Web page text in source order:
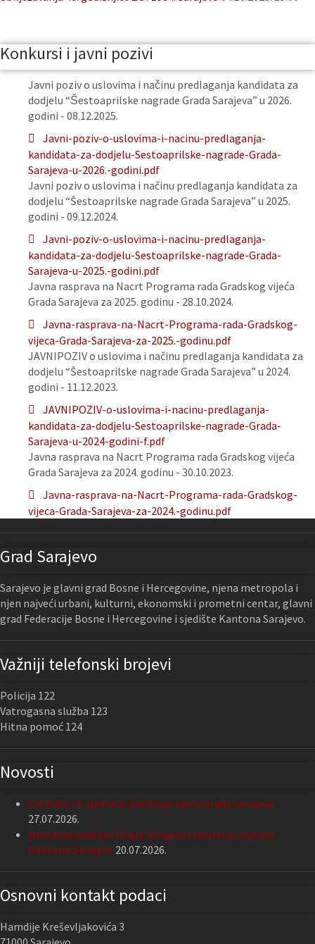
Konkursi i javni pozivi
Javni poziv o uslovima i načinu predlaganja kandidata za
dodjelu “Šestoaprilske nagrade Grada Sarajeva” u 2026.
godini - 08.12.2025.
Javni-poziv-o-uslovima-i-nacinu-predlaganja-
kandidata-za-dodjelu-Sestoaprilske-nagrade-Grada-
Sarajeva-u-2026.-godini.pdf
Javni poziv o uslovima i načinu predlaganja kandidata za
dodjelu “Šestoaprilske nagrade Grada Sarajeva” u 2025.
godini - 09.12.2024.
Javni-poziv-o-uslovima-i-nacinu-predlaganja-
kandidata-za-dodjelu-Sestoaprilske-nagrade-Grada-
Sarajeva-u-2025.-godini.pdf
Javna rasprava na Nacrt Programa rada Gradskog vijeća
Grada Sarajeva za 2025. godinu - 28.10.2024.
Javna-rasprava-na-Nacrt-Programa-rada-Gradskog-
vijeca-Grada-Sarajeva-za-2025.-godinu.pdf
JAVNIPOZIV o uslovima i načinu predlaganja kandidata za
dodjelu “Šestoaprilske nagrade Grada Sarajeva” u 2024.
godini - 11.12.2023.
JAVNIPOZIV-o-uslovima-i-nacinu-predlaganja-
kandidata-za-dodjelu-Sestoaprilske-nagrade-Grada-
Sarajeva-u-2024-godini-f.pdf
Javna rasprava na Nacrt Programa rada Gradskog vijeća
Grada Sarajeva za 2024. godinu - 30.10.2023.
Javna-rasprava-na-Nacrt-Programa-rada-Gradskog-
vijeca-Grada-Sarajeva-za-2024.-godinu.pdf
Grad Sarajevo
Sarajevo je glavni grad Bosne i Hercegovine, njena metropola i
njen najveći urbani, kulturni, ekonomski i prometni centar, glavni
grad Federacije Bosne i Hercegovine i sjedište Kantona Sarajevo.
Važniji telefonski brojevi
Policija 122
Vatrogasna služba 123
Hitna pomoć 124
Novosti
Održana 13. sjednica Gradskog vijeća Grada Sarajeva
27.07.2026.
Nastavak podrške Grada Sarajeva Udruženju slijepih
Kantona Sarajevo 20.07.2026.
Osnovni kontakt podaci
Hamdije Kreševljakovića 3